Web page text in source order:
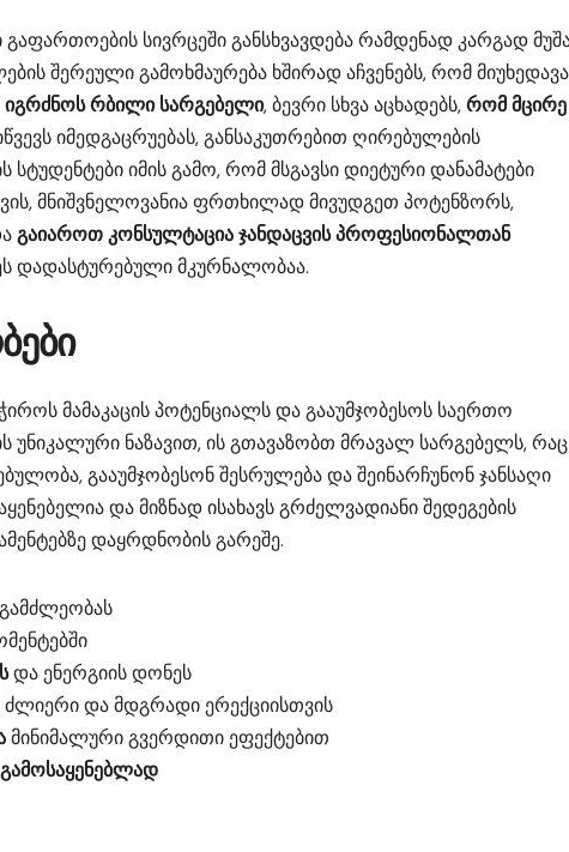
სივრცეში განსხვავდება რამდენად კარგად
შერეული გამოხმაურება ხშირად აჩვენებს, რომ
იგრძნოს რბილი სარგებელი, ბევრი სხვა აცხადებს,რომ მცირე
იმედგაცრუებას, განსაკუთრებით ღირებულების
სტუდენტები იმის გამო, რომ მსგავსი დიეტური დანამატები
მნიშვნელოვანია ფრთხილად მივუდგეთ პოტენზორს,
გაიაროთ კონსულტაცია ჯანდაცვის პროფესიონალთან
დადასტურებული მკურნალობაა.
მამაკაცის პოტენციალს და გააუმჯობესოს საერთო
უნიკალური ნაზავით, ის გთავაზობთ მრავალ სარგებელს, რაც
გააუმჯობესონ შესრულება და შეინარჩუნონ ჯანსაღი
და მიზნად ისახავს გრძელვადიანი შედეგების
დაყრდნობის გარეშე.
და ენერგიის დონეს
და მდგრადი ერექციისთვის
მინიმალური გვერდითი ეფექტებით